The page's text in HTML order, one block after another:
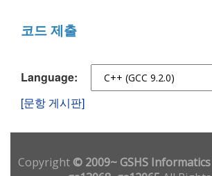
코드 제출
Language:
[문항 게시판]
Copyright© 2009~ GSHS